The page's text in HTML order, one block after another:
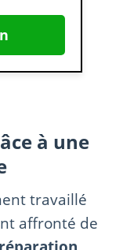
à une
travaillé
affronté de